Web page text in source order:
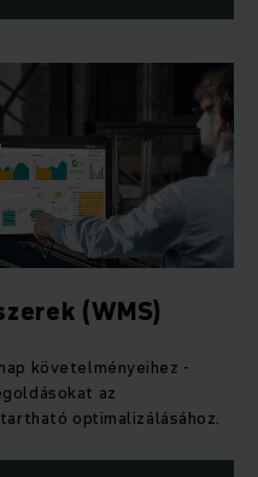
(WMS)
követelményeihez -
az
optimalizálásához.